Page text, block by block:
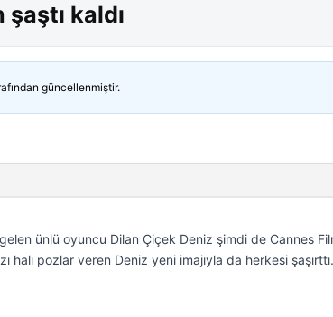
şaştı kaldı
güncellenmiştir.
ünlü oyuncu Dilan Çiçek Deniz şimdi de Cannes
halı pozlar veren Deniz yeni imajıyla da herkesi şaşırttı.